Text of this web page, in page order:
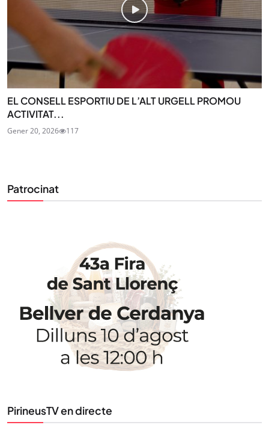
EL CONSELL ESPORTIU DE L’ALT URGELL PROMOU
ACTIVITAT...
Gener 20, 2026 117
Patrocinat
PirineusTV en directe